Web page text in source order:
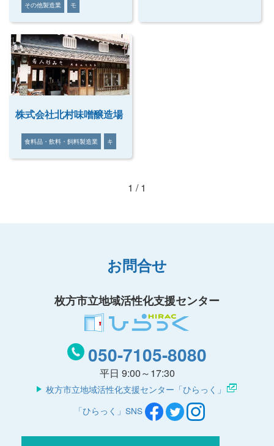
その他製造業 モ
株式会社北村味噌醸造場
食料品・飲料・飼料製造業 キ
1 / 1
お問合せ
枚方市立地域活性化支援センター
050-7105-8080
平日 9:00～17:30
枚方市立地域活性化支援センター「ひらっく」
「ひらっく」SNS